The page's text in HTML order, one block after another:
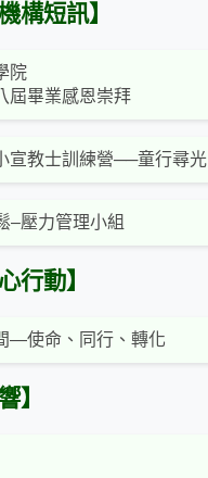
構短訊】
院
屆畢業感恩崇拜
宣教士訓練營──童行尋光
–壓力管理小組
行動】
—使命、同行、轉化
】